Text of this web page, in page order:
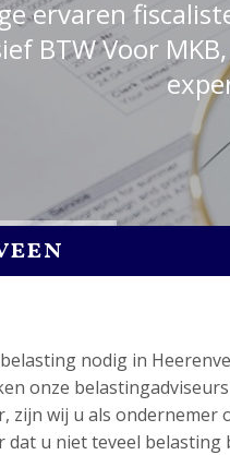
ervaren
BTW Voor
nodig in
onze
zijn wij u als ondernemer
u niet teveel